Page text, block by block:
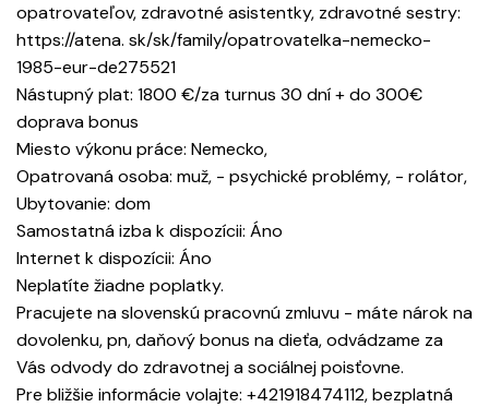
opatrovateľov, zdravotné asistentky, zdravotné sestry:
https://atena. sk/sk/family/opatrovatelka-nemecko-
1985-eur-de275521
Nástupný plat: 1800 €/za turnus 30 dní + do 300€
doprava bonus
Miesto výkonu práce: Nemecko,
Opatrovaná osoba: muž, - psychické problémy, - rolátor,
Ubytovanie: dom
Samostatná izba k dispozícii: Áno
Internet k dispozícii: Áno
Neplatíte žiadne poplatky.
Pracujete na slovenskú pracovnú zmluvu - máte nárok na
dovolenku, pn, daňový bonus na dieťa, odvádzame za
Vás odvody do zdravotnej a sociálnej poisťovne.
Pre bližšie informácie volajte: +421918474112, bezplatná